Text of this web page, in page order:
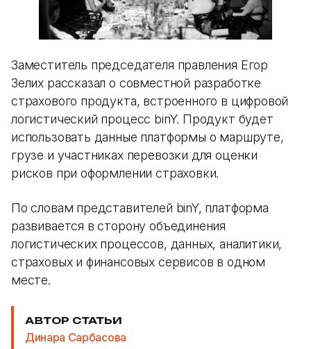
Заместитель председателя правления Егор
Зелих рассказал о совместной разработке
страхового продукта, встроенного в цифровой
логистический процесс binY. Продукт будет
использовать данные платформы о маршруте,
грузе и участниках перевозки для оценки
рисков при оформлении страховки.
По словам представителей binY, платформа
развивается в сторону объединения
логистических процессов, данных, аналитики,
страховых и финансовых сервисов в одном
месте.
АВТОР СТАТЬИ
Динара Сарбасова